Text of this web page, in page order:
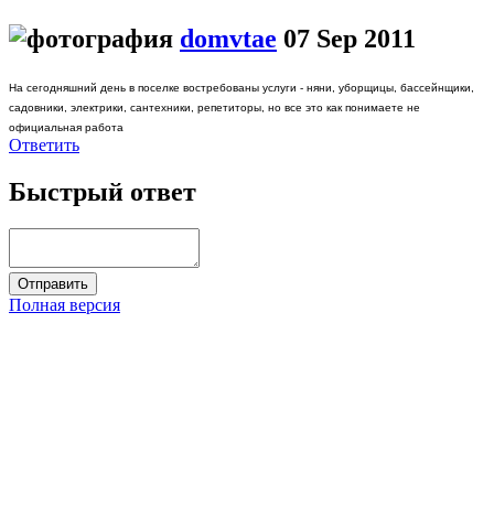
domvtae 07 Sep 2011
На сегодняшний день в поселке востребованы услуги - няни, уборщицы, бассейнщики,
садовники, электрики, сантехники, репетиторы, но все это как понимаете не
официальная работа
Ответить
Быстрый ответ
Полная версия